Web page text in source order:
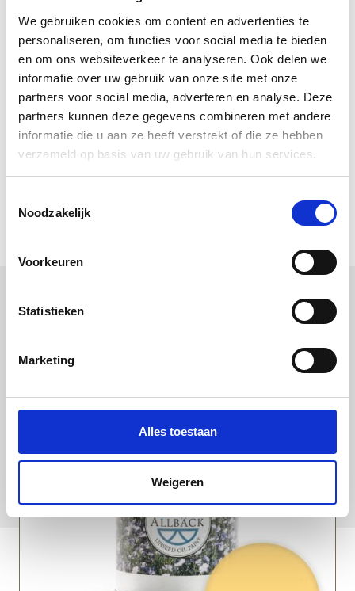
We gebruiken cookies om content en advertenties te
personaliseren, om functies voor social media te bieden
en om ons websiteverkeer te analyseren. Ook delen we
informatie over uw gebruik van onze site met onze
partners voor social media, adverteren en analyse. Deze
partners kunnen deze gegevens combineren met andere
informatie die u aan ze heeft verstrekt of die ze hebben
verzameld op basis van uw gebruik van hun services.
Noodzakelijk
Voorkeuren
Statistieken
Marketing
Alles toestaan
Weigeren
NCS: 8010-R90B
Bekijk ook ons volledigeAllbäck assortiment
Downloads
Gebruiksaanwijzing Allbäck Lijnolieverf (pdf)
Allbäck Handboekje (pdf)
Allbäck Kleines Handbuch (pdf)